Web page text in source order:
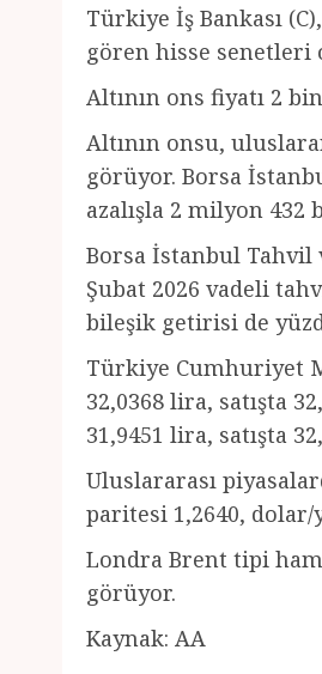
Türkiye İş Bankası
gören hisse senetleri
Altının ons fiyatı 2
Altının onsu,
görüyor. Borsa
azalışla 2 milyon
Borsa İstanbul Tahvil
Şubat 2026 vadeli
bileşik getirisi de
Türkiye Cumhuriyet
32,0368 lira, satışta
31,9451 lira, satışta
Uluslararası
paritesi 1,2640,
Londra Brent tipi
görüyor.
Kaynak: AA